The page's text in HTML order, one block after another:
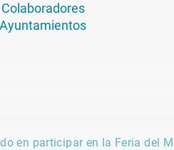
Colaboradores
Ayuntamientos
en participar en la Feria del